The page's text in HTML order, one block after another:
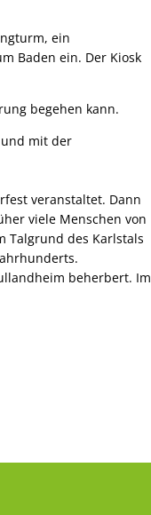
ein
Baden ein. Der Kiosk
begehen kann.
mit der
veranstaltet. Dann
viele Menschen von
Talgrund des Karlstals
beherbert. Im